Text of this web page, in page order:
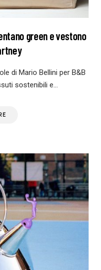
green e vestono
di Mario Bellini per B&B
sostenibili e…